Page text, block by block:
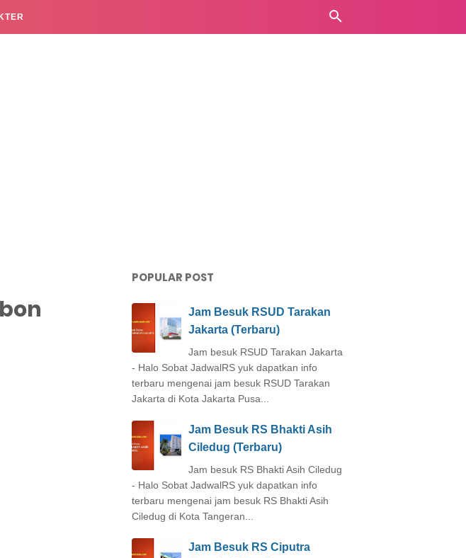
POPULAR POST
Jam Besuk RSUD Tarakan
Jakarta (Terbaru)
Jam besuk RSUD Tarakan Jakarta
- Halo Sobat JadwalRS yuk dapatkan info
terbaru mengenai jam besuk RSUD Tarakan
Jakarta di Kota Jakarta Pusa...
Jam Besuk RS Bhakti Asih
Ciledug (Terbaru)
Jam besuk RS Bhakti Asih Ciledug
- Halo Sobat JadwalRS yuk dapatkan info
terbaru mengenai jam besuk RS Bhakti Asih
Ciledug di Kota Tangeran...
Jam Besuk RS Ciputra